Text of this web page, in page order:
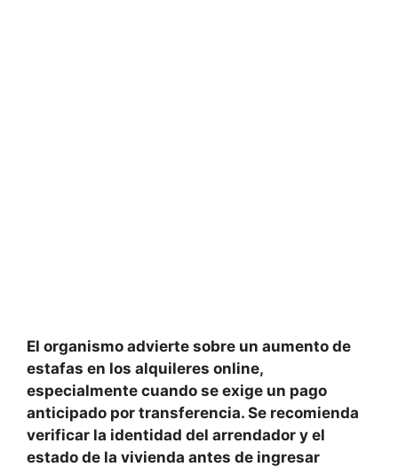
El organismo advierte sobre un aumento de
estafas en los alquileres online,
especialmente cuando se exige un pago
anticipado por transferencia. Se recomienda
verificar la identidad del arrendador y el
estado de la vivienda antes de ingresar